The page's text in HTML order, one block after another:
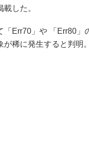
した。
「Err70」や 「Err80
が稀に発生すると判明